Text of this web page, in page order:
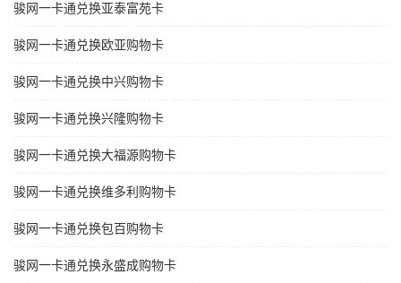
骏网一卡通兑换亚泰富苑卡
骏网一卡通兑换欧亚购物卡
骏网一卡通兑换中兴购物卡
骏网一卡通兑换兴隆购物卡
骏网一卡通兑换大福源购物卡
骏网一卡通兑换维多利购物卡
骏网一卡通兑换包百购物卡
骏网一卡通兑换永盛成购物卡